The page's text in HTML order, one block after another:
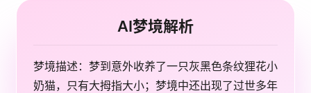
AI梦境解析
梦境描述：梦到意外收养了一只灰黑色条纹狸花小
奶猫，只有大拇指大小；梦境中还出现了过世多年